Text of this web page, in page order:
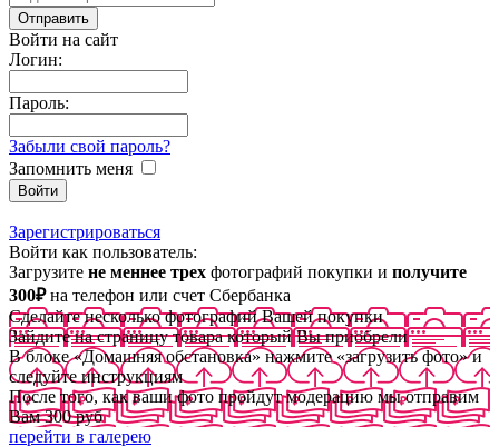
Войти на сайт
Логин:
Пароль:
Забыли свой пароль?
Запомнить меня
Зарегистрироваться
Войти как пользователь:
Загрузите не меннее трех фотографий покупки и получите
300₽на телефон или счет Сбербанка
Сделайте несколько фотографий Вашей покупки
Зайдите на страницу товара который Вы приобрели
В блоке «Домашняя обстановка» нажмите «загрузить фото» и
следуйте инструкциям
После того, как ваши фото пройдут модерацию мы отправим
Вам 300 руб
перейти в галерею